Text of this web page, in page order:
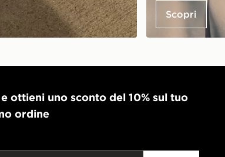
Scopri
ottieni uno sconto del 10% sul tuo
ordine